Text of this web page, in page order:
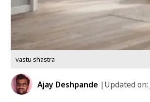
vastu shastra
Ajay Deshpande |Updated on: